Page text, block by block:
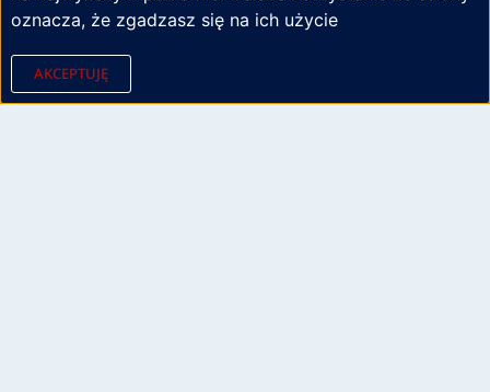
oznacza, że zgadzasz się na ich użycie
AKCEPTUJĘ